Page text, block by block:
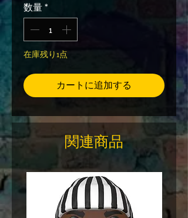
数量*
在庫残り1点
カートに追加する
関連商品